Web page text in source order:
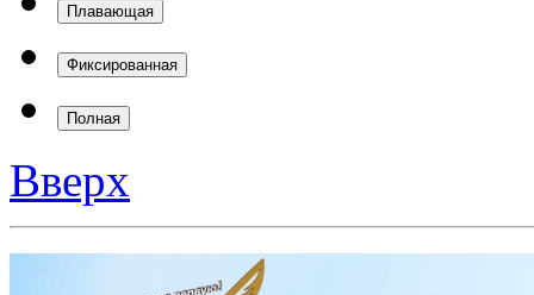
Плавающая
Фиксированная
Полная
Вверх